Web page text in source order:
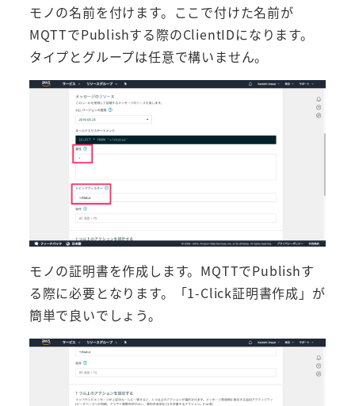
モノの名前を付けます。ここで付けた名前が
MQTTでPublishする際のClientIDになります。
タイプとグループは任意で構いません。
モノの証明書を作成します。MQTTでPublishす
る際に必要となります。「1-Click証明書作成」が
簡単で良いでしょう。